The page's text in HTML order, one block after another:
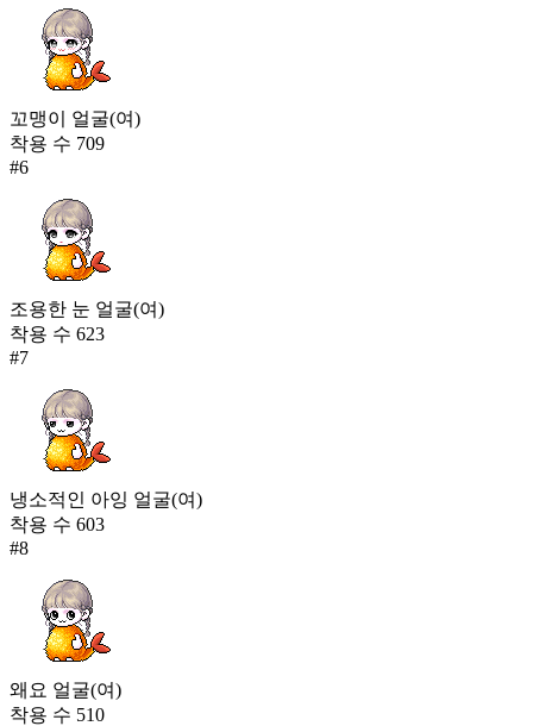
꼬맹이 얼굴(여)
착용 수 709
#6
조용한 눈 얼굴(여)
착용 수 623
#7
냉소적인 아잉 얼굴(여)
착용 수 603
#8
왜요 얼굴(여)
착용 수 510